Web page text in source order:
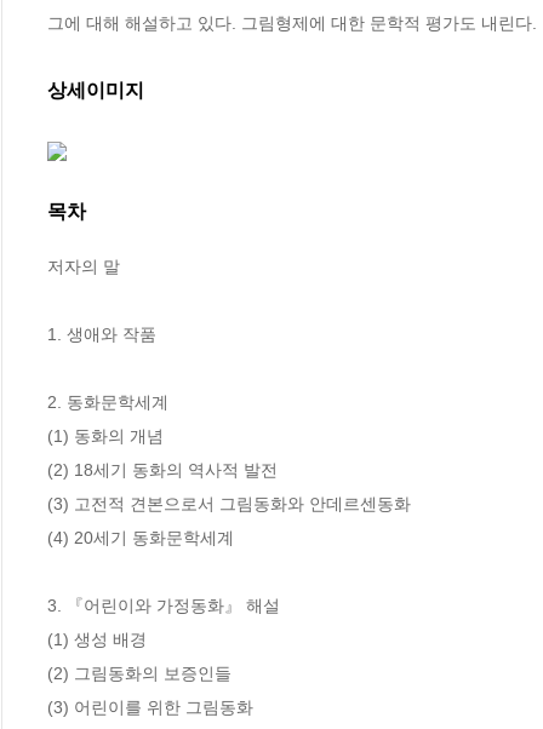
그에 대해 해설하고 있다. 그림형제에 대한 문학적 평가도 내린다.
상세이미지
목차
저자의 말
1. 생애와 작품
2. 동화문학세계
(1) 동화의 개념
(2) 18세기 동화의 역사적 발전
(3) 고전적 견본으로서 그림동화와 안데르센동화
(4) 20세기 동화문학세계
3. 『어린이와 가정동화』 해설
(1) 생성 배경
(2) 그림동화의 보증인들
(3) 어린이를 위한 그림동화